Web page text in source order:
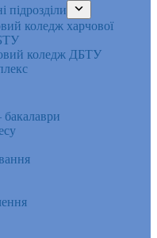
підрозділи
коледж харчової
коледж ДБТУ
бакалаври